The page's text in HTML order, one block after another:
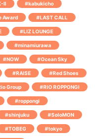
Ⅱ #kabukicho
Award #LAST CALL
#LIZ LOUNGE
#minamiurawa
#NOW #Ocean Sky
#RAISE #Red Shoes
Group #RIO ROPPONGI
#roppongi
#shinjuku #SoloMON
#TOBEG #tokyo